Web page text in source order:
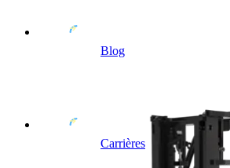
Blog
Carrières